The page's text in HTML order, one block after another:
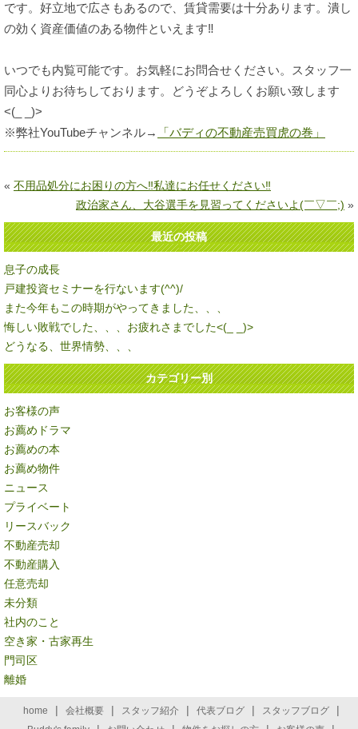
です。好立地で広さもあるので、賃貸需要は十分あります。潰し
の効く資産価値のある物件といえます‼
いつでも内覧可能です。お気軽にお問合せください。スタッフ一
同心よりお待ちしております。どうぞよろしくお願い致します
<(_ _)>
※弊社YouTubeチャンネル→
「バディの不動産売買虎の巻」
« 不用品処分にお困りの方へ‼私達にお任せください‼
政治家さん、大谷選手を見習ってくださいよ(￣▽￣;) »
最近の投稿
息子の成長
戸建投資セミナーを行ないます(^^)/
また今年もこの時期がやってきました、、、
悔しい敗戦でした、、、お疲れさまでした<(_ _)>
どうなる、世界情勢、、、
カテゴリー別
お客様の声
お薦めドラマ
お薦めの本
お薦め物件
ニュース
プライベート
リースバック
不動産売却
不動産購入
任意売却
未分類
社内のこと
空き家・古家再生
門司区
離婚
home | 会社概要 | スタッフ紹介 | 代表ブログ | スタッフブログ |